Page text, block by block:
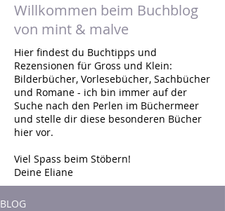
Willkommen beim Buchblog
von mint & malve
Hier findest du Buchtipps und
Rezensionen für Gross und Klein:
Bilderbücher, Vorlesebücher, Sachbücher
und Romane - ich bin immer auf der
Suche nach den Perlen im Büchermeer
und stelle dir diese besonderen Bücher
hier vor.
Viel Spass beim Stöbern!
Deine Eliane
BLOG